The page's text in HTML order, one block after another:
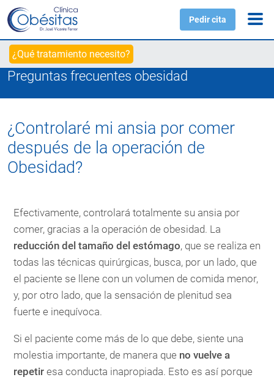
Pedir cita
¿Qué tratamiento necesito?
Preguntas frecuentes obesidad
¿Controlaré mi ansia por comer
después de la operación de
Obesidad?
Efectivamente, controlará totalmente su ansia por
comer, gracias a la operación de obesidad. La
reducción del tamaño del estómago, que se realiza en
todas las técnicas quirúrgicas, busca, por un lado, que
el paciente se llene con un volumen de comida menor,
y, por otro lado, que la sensación de plenitud sea
fuerte e inequívoca.
Si el paciente come más de lo que debe, siente una
molestia importante, de manera que no vuelve a
repetir esa conducta inapropiada. Esto es así porque